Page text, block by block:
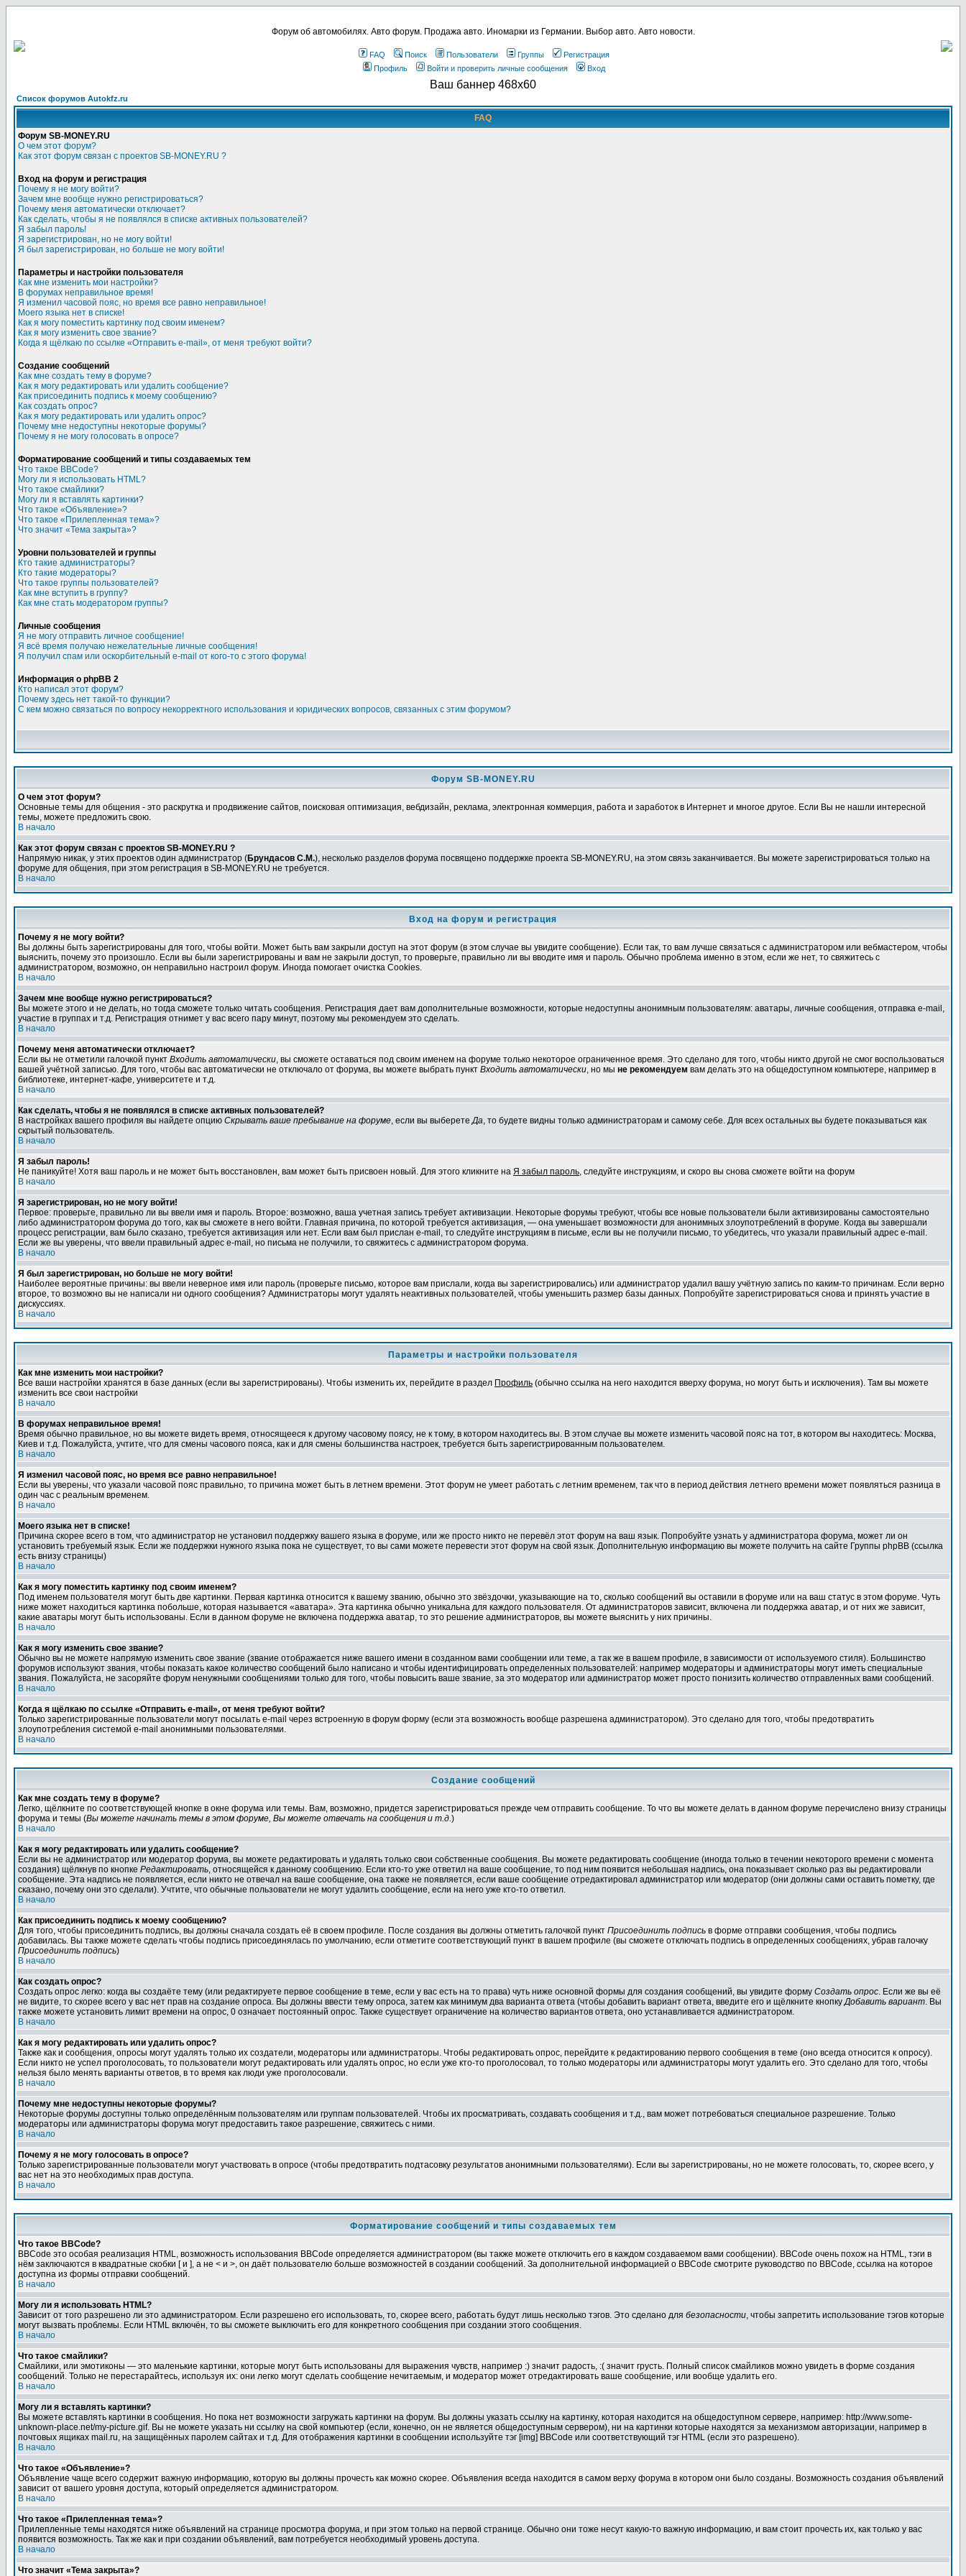
Форум об автомобилях. Авто форум. Продажа авто. Иномарки из Германии. Выбор авто. Авто новости.
FAQ Поиск Пользователи Группы
Регистрация
Профиль
Войти и проверить личные сообщения Вход
Ваш баннер 468x60
Список форумов Autokfz.ru
FAQ
Форум SB-MONEY.RU
О чем этот форум?
Как этот форум связан с проектов SB-MONEY.RU ?
Вход на форум и регистрация
Почему я не могу войти?
Зачем мне вообще нужно регистрироваться?
Почему меня автоматически отключает?
Как сделать, чтобы я не появлялся в списке активных пользователей?
Я забыл пароль!
Я зарегистрирован, но не могу войти!
Я был зарегистрирован, но больше не могу войти!
Параметры и настройки пользователя
Как мне изменить мои настройки?
В форумах неправильное время!
Я изменил часовой пояс, но время все равно неправильное!
Моего языка нет в списке!
Как я могу поместить картинку под своим именем?
Как я могу изменить свое звание?
Когда я щёлкаю по ссылке «Отправить e-mail», от меня требуют войти?
Создание сообщений
Как мне создать тему в форуме?
Как я могу редактировать или удалить сообщение?
Как присоединить подпись к моему сообщению?
Как создать опрос?
Как я могу редактировать или удалить опрос?
Почему мне недоступны некоторые форумы?
Почему я не могу голосовать в опросе?
Форматирование сообщений и типы создаваемых тем
Что такое BBCode?
Могу ли я использовать HTML?
Что такое смайлики?
Могу ли я вставлять картинки?
Что такое «Объявление»?
Что такое «Прилепленная тема»?
Что значит «Тема закрыта»?
Уровни пользователей и группы
Кто такие администраторы?
Кто такие модераторы?
Что такое группы пользователей?
Как мне вступить в группу?
Как мне стать модератором группы?
Личные сообщения
Я не могу отправить личное сообщение!
Я всё время получаю нежелательные личные сообщения!
Я получил спам или оскорбительный e-mail от кого-то с этого форума!
Информация о phpBB 2
Кто написал этот форум?
Почему здесь нет такой-то функции?
С кем можно связаться по вопросу некорректного использования и юридических вопросов, связанных с этим форумом?
Форум SB-MONEY.RU
О чем этот форум?
Основные темы для общения - это раскрутка и продвижение сайтов, поисковая оптимизация, вебдизайн, реклама, электронная коммерция, работа и заработок в Интернет и многое другое. Если Вы не нашли интересной
темы, можете предложить свою.
В начало
Как этот форум связан с проектов SB-MONEY.RU ?
Напрямую никак, у этих проектов один администратор (Брундасов С.М.), несколько разделов форума посвящено поддержке проекта SB-MONEY.RU, на этом связь заканчивается. Вы можете зарегистрироваться только на
форуме для общения, при этом регистрация в SB-MONEY.RU не требуется.
В начало
Вход на форум и регистрация
Почему я не могу войти?
Вы должны быть зарегистрированы для того, чтобы войти. Может быть вам закрыли доступ на этот форум (в этом случае вы увидите сообщение). Если так, то вам лучше связаться с администратором или вебмастером, чтобы
выяснить, почему это произошло. Если вы были зарегистрированы и вам не закрыли доступ, то проверьте, правильно ли вы вводите имя и пароль. Обычно проблема именно в этом, если же нет, то свяжитесь с
администратором, возможно, он неправильно настроил форум. Иногда помогает очистка Cookies.
В начало
Зачем мне вообще нужно регистрироваться?
Вы можете этого и не делать, но тогда сможете только читать сообщения. Регистрация дает вам дополнительные возможности, которые недоступны анонимным пользователям: аватары, личные сообщения, отправка e-mail,
участие в группах и т.д. Регистрация отнимет у вас всего пару минут, поэтому мы рекомендуем это сделать.
В начало
Почему меня автоматически отключает?
Если вы не отметили галочкой пункт Входить автоматически, вы сможете оставаться под своим именем на форуме только некоторое ограниченное время. Это сделано для того, чтобы никто другой не смог воспользоваться
вашей учётной записью. Для того, чтобы вас автоматически не отключало от форума, вы можете выбрать пункт Входить автоматически, но мы не рекомендуем вам делать это на общедоступном компьютере, например в
библиотеке, интернет-кафе, университете и т.д.
В начало
Как сделать, чтобы я не появлялся в списке активных пользователей?
В настройках вашего профиля вы найдете опцию Скрывать ваше пребывание на форуме, если вы выберетеДа, то будете видны только администраторам и самому себе. Для всех остальных вы будете показываться как
скрытый пользователь.
В начало
Я забыл пароль!
Не паникуйте! Хотя ваш пароль и не может быть восстановлен, вам может быть присвоен новый. Для этого кликните на Я забыл пароль, следуйте инструкциям, и скоро вы снова сможете войти на форум
В начало
Я зарегистрирован, но не могу войти!
Первое: проверьте, правильно ли вы ввели имя и пароль. Второе: возможно, ваша учетная запись требует активизации. Некоторые форумы требуют, чтобы все новые пользователи были активизированы самостоятельно
либо администратором форума до того, как вы сможете в него войти. Главная причина, по которой требуется активизация, — она уменьшает возможности для анонимных злоупотреблений в форуме. Когда вы завершали
процесс регистрации, вам было сказано, требуется активизация или нет. Если вам был прислан e-mail, то следуйте инструкциям в письме, если вы не получили письмо, то убедитесь, что указали правильный адрес e-mail.
Если же вы уверены, что ввели правильный адрес e-mail, но письма не получили, то свяжитесь с администратором форума.
В начало
Я был зарегистрирован, но больше не могу войти!
Наиболее вероятные причины: вы ввели неверное имя или пароль (проверьте письмо, которое вам прислали, когда вы зарегистрировались) или администратор удалил вашу учётную запись по каким-то причинам. Если верно
второе, то возможно вы не написали ни одного сообщения? Администраторы могут удалять неактивных пользователей, чтобы уменьшить размер базы данных. Попробуйте зарегистрироваться снова и принять участие в
дискуссиях.
В начало
Параметры и настройки пользователя
Как мне изменить мои настройки?
Все ваши настройки хранятся в базе данных (если вы зарегистрированы). Чтобы изменить их, перейдите в раздел Профиль (обычно ссылка на него находится вверху форума, но могут быть и исключения). Там вы можете
изменить все свои настройки
В начало
В форумах неправильное время!
Время обычно правильное, но вы можете видеть время, относящееся к другому часовому поясу, не к тому, в котором находитесь вы. В этом случае вы можете изменить часовой пояс на тот, в котором вы находитесь: Москва,
Киев и т.д. Пожалуйста, учтите, что для смены часового пояса, как и для смены большинства настроек, требуется быть зарегистрированным пользователем.
В начало
Я изменил часовой пояс, но время все равно неправильное!
Если вы уверены, что указали часовой пояс правильно, то причина может быть в летнем времени. Этот форум не умеет работать с летним временем, так что в период действия летнего времени может появляться разница в
один час с реальным временем.
В начало
Моего языка нет в списке!
Причина скорее всего в том, что администратор не установил поддержку вашего языка в форуме, или же просто никто не перевёл этот форум на ваш язык. Попробуйте узнать у администратора форума, может ли он
установить требуемый язык. Если же поддержки нужного языка пока не существует, то вы сами можете перевести этот форум на свой язык. Дополнительную информацию вы можете получить на сайте Группы phpBB (ссылка
есть внизу страницы)
В начало
Как я могу поместить картинку под своим именем?
Под именем пользователя могут быть две картинки. Первая картинка относится к вашему званию, обычно это звёздочки, указывающие на то, сколько сообщений вы оставили в форуме или на ваш статус в этом форуме. Чуть
ниже может находиться картинка побольше, которая называется «аватара». Эта картинка обычно уникальна для каждого пользователя. От администраторов зависит, включена ли поддержка аватар, и от них же зависит,
какие аватары могут быть использованы. Если в данном форуме не включена поддержка аватар, то это решение администраторов, вы можете выяснить у них причины.
В начало
Как я могу изменить свое звание?
Обычно вы не можете напрямую изменить свое звание (звание отображается ниже вашего имени в созданном вами сообщении или теме, а так же в вашем профиле, в зависимости от используемого стиля). Большинство
форумов используют звания, чтобы показать какое количество сообщений было написано и чтобы идентифицировать определенных пользователей: например модераторы и администраторы могут иметь специальные
звания. Пожалуйста, не засоряйте форум ненужными сообщениями только для того, чтобы повысить ваше звание, за это модератор или администратор может просто понизить количество отправленных вами сообщений.
В начало
Когда я щёлкаю по ссылке «Отправить e-mail», от меня требуют войти?
Только зарегистрированные пользователи могут посылать e-mail через встроенную в форум форму (если эта возможность вообще разрешена администратором). Это сделано для того, чтобы предотвратить
злоупотребления системой e-mail анонимными пользователями.
В начало
Создание сообщений
Как мне создать тему в форуме?
Легко, щёлкните по соответствующей кнопке в окне форума или темы. Вам, возможно, придется зарегистрироваться прежде чем отправить сообщение. То что вы можете делать в данном форуме перечислено внизу страницы
форума и темы (Вы можете начинать темы в этом форуме, Вы можете отвечать на сообщения и т.д.)
В начало
Как я могу редактировать или удалить сообщение?
Если вы не администратор или модератор форума, вы можете редактировать и удалять только свои собственные сообщения. Вы можете редактировать сообщение (иногда только в течении некоторого времени с момента
создания) щёлкнув по кнопке Редактировать, относящейся к данному сообщению. Если кто-то уже ответил на ваше сообщение, то под ним появится небольшая надпись, она показывает сколько раз вы редактировали
сообщение. Эта надпись не появляется, если никто не отвечал на ваше сообщение, она также не появляется, если ваше сообщение отредактировал администратор или модератор (они должны сами оставить пометку, где
сказано, почему они это сделали). Учтите, что обычные пользователи не могут удалить сообщение, если на него уже кто-то ответил.
В начало
Как присоединить подпись к моему сообщению?
Для того, чтобы присоединить подпись, вы должны сначала создать её в своем профиле. После создания вы должны отметить галочкой пункт Присоединить подпись в форме отправки сообщения, чтобы подпись
добавилась. Вы также можете сделать чтобы подпись присоединялась по умолчанию, если отметите соответствующий пункт в вашем профиле (вы сможете отключать подпись в определенных сообщениях, убрав галочку
Присоединить подпись)
В начало
Как создать опрос?
Создать опрос легко: когда вы создаёте тему (или редактируете первое сообщение в теме, если у вас есть на то права) чуть ниже основной формы для создания сообщений, вы увидите форму Создать опрос. Если же вы её
не видите, то скорее всего у вас нет прав на создание опроса. Вы должны ввести тему опроса, затем как минимум два варианта ответа (чтобы добавить вариант ответа, введите его и щёлкните кнопкуДобавить вариант. Вы
также можете установить лимит времени на опрос, 0 означает постоянный опрос. Также существует ограничение на количество вариантов ответа, оно устанавливается администратором.
В начало
Как я могу редактировать или удалить опрос?
Также как и сообщения, опросы могут удалять только их создатели, модераторы или администраторы. Чтобы редактировать опрос, перейдите к редактированию первого сообщения в теме (оно всегда относится к опросу).
Если никто не успел проголосовать, то пользователи могут редактировать или удалять опрос, но если уже кто-то проголосовал, то только модераторы или администраторы могут удалить его. Это сделано для того, чтобы
нельзя было менять варианты ответов, в то время как люди уже проголосовали.
В начало
Почему мне недоступны некоторые форумы?
Некоторые форумы доступны только определённым пользователям или группам пользователей. Чтобы их просматривать, создавать сообщения и т.д., вам может потребоваться специальное разрешение. Только
модераторы или администраторы форума могут предоставить такое разрешение, свяжитесь с ними.
В начало
Почему я не могу голосовать в опросе?
Только зарегистрированные пользователи могут участвовать в опросе (чтобы предотвратить подтасовку результатов анонимными пользователями). Если вы зарегистрированы, но не можете голосовать, то, скорее всего, у
вас нет на это необходимых прав доступа.
В начало
Форматирование сообщений и типы создаваемых тем
Что такое BBCode?
BBCode это особая реализация HTML, возможность использования BBCode определяется администратором (вы также можете отключить его в каждом создаваемом вами сообщении). BBCode очень похож на HTML, тэги в
нём заключаются в квадратные скобки [ и ], а не < и >, он даёт пользователю больше возможностей в создании сообщений. За дополнительной информацией о BBCode смотрите руководство по BBCode, ссылка на которое
доступна из формы отправки сообщений.
В начало
Могу ли я использовать HTML?
Зависит от того разрешено ли это администратором. Если разрешено его использовать, то, скорее всего, работать будут лишь несколько тэгов. Это сделано для безопасности, чтобы запретить использование тэгов которые
могут вызвать проблемы. Если HTML включён, то вы сможете выключить его для конкретного сообщения при создании этого сообщения.
В начало
Что такое смайлики?
Смайлики, или эмотиконы — это маленькие картинки, которые могут быть использованы для выражения чувств, например :) значит радость, :( значит грусть. Полный список смайликов можно увидеть в форме создания
сообщений. Только не перестарайтесь, используя их: они легко могут сделать сообщение нечитаемым, и модератор может отредактировать ваше сообщение, или вообще удалить его.
В начало
Могу ли я вставлять картинки?
Вы можете вставлять картинки в сообщения. Но пока нет возможности загружать картинки на форум. Вы должны указать ссылку на картинку, которая находится на общедоступном сервере, например: http://www.some-
unknown-place.net/my-picture.gif. Вы не можете указать ни ссылку на свой компьютер (если, конечно, он не является общедоступным сервером), ни на картинки которые находятся за механизмом авторизации, например в
почтовых ящиках mail.ru, на защищённых паролем сайтах и т.д. Для отображения картинки в сообщении используйте тэг [img] BBCode или соответствующий тэг HTML (если это разрешено).
В начало
Что такое «Объявление»?
Объявление чаще всего содержит важную информацию, которую вы должны прочесть как можно скорее. Объявления всегда находится в самом верху форума в котором они было созданы. Возможность создания объявлений
зависит от вашего уровня доступа, который определяется администратором.
В начало
Что такое «Прилепленная тема»?
Прилепленные темы находятся ниже объявлений на странице просмотра форума, и при этом только на первой странице. Обычно они тоже несут какую-то важную информацию, и вам стоит прочесть их, как только у вас
появится возможность. Так же как и при создании объявлений, вам потребуется необходимый уровень доступа.
В начало
Что значит «Тема закрыта»?